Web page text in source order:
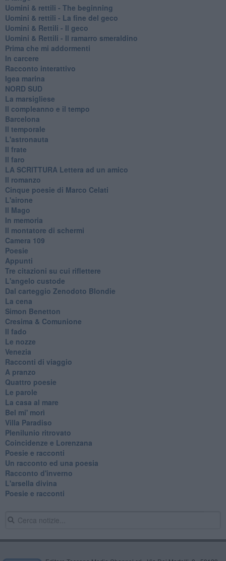
​Uomini & rettili - The beginning
​Uomini & rettili - La fine del geco
Uomini & Rettili - Il geco
Uomini & Rettili - Il ramarro smeraldino
Prima che mi addormenti
In carcere
Racconto interattivo
Igea marina
​NORD SUD
La marsigliese
Il compleanno e il tempo
Barcelona
Il temporale
L'astronauta
Il frate
Il faro
​LA SCRITTURA Lettera ad un amico
Il romanzo
Cinque poesie di Marco Celati
L'airone
Il Mago
In memoria
Il montatore di schermi
Camera 109
Poesie
Appunti
Tre citazioni su cui riflettere
L'angelo custode
Dal carteggio Zenodoto Blondie
La cena
Simon Benetton
Cresima & Comunione
Il fado
Le nozze
Venezia
Racconti di viaggio
A pranzo
Quattro poesie
Le parole
La casa al mare
Bel mi' morì
Villa Paradiso
Plenilunio ritrovato
Coincidenze e Lorenzana
Poesie e racconti
Un racconto ed una poesia
Racconto d'inverno
​L'arsella divina
Poesie e racconti